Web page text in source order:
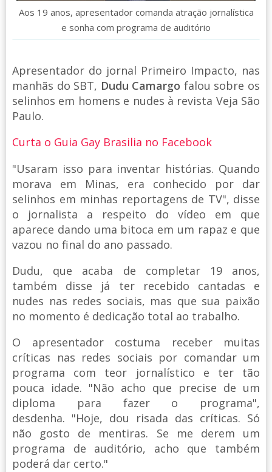
Aos 19 anos, apresentador comanda atração jornalística
e sonha com programa de auditório
Apresentador do jornal Primeiro Impacto, nas
manhãs do SBT, Dudu Camargo falou sobre os
selinhos em homens e nudes à revista Veja São
Paulo.
Curta o Guia Gay Brasilia no Facebook
"Usaram isso para inventar histórias. Quando
morava em Minas, era conhecido por dar
selinhos em minhas reportagens de TV", disse
o jornalista a respeito do vídeo em que
aparece dando uma bitoca em um rapaz e que
vazou no final do ano passado.
Dudu, que acaba de completar 19 anos,
também disse já ter recebido cantadas e
nudes nas redes sociais, mas que sua paixão
no momento é dedicação total ao trabalho.
O apresentador costuma receber muitas
críticas nas redes sociais por comandar um
programa com teor jornalístico e ter tão
pouca idade. "Não acho que precise de um
diploma para fazer o programa",
desdenha. "Hoje, dou risada das críticas. Só
não gosto de mentiras. Se me derem um
programa de auditório, acho que também
poderá dar certo."